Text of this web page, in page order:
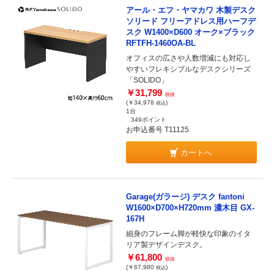
アール・エフ・ヤマカワ 木製デスク
ソリード フリーアドレス用ハーフデ
スク W1400×D600 オーク×ブラック
RFTFH-1460OA-BL
オフィスの広さや人数増減にも対応し
やすいフレキシブルなデスクシリーズ
「SOLIDO」
￥31,799 税抜
(￥34,978 税込)
1台
349ポイント
お申込番号 T11125
カートへ
Garage(ガラージ) デスク fantoni
W1600×D700×H720mm 濃木目 GX-
167H
細身のフレーム脚が軽快な印象のイタ
リア製デザインデスク。
￥61,800 税抜
(￥67,980 税込)